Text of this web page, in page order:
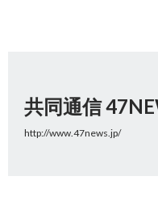
共同通信
http://www.47news.jp/